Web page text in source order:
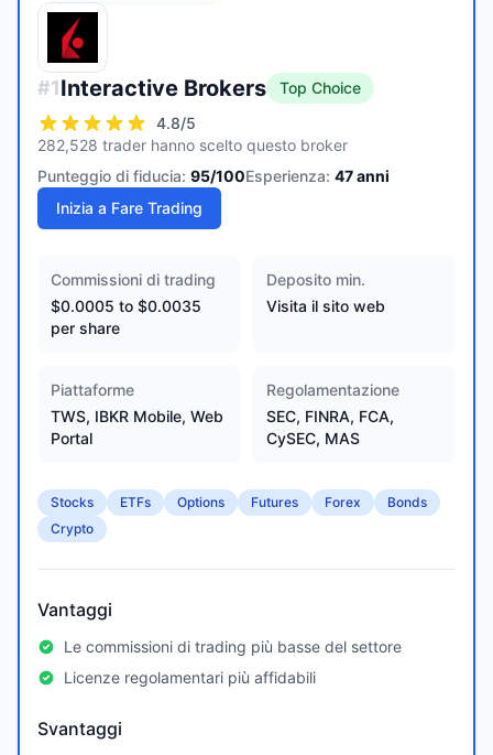
#1Interactive Brokers
Top Choice
4.8/5
282,528 trader hanno scelto questo broker
Punteggio di fiducia: 95/100Esperienza: 47anni
Inizia a Fare Trading
Commissioni di trading
$0.0005 to $0.0035
per share
Deposito min.
Visita il sito web
Piattaforme
TWS, IBKR Mobile, Web
Portal
Regolamentazione
SEC, FINRA, FCA,
CySEC, MAS
Stocks ETFs Options Futures Forex
Bonds
Crypto
Vantaggi
Le commissioni di trading più basse del settore
Licenze regolamentari più affidabili
Svantaggi